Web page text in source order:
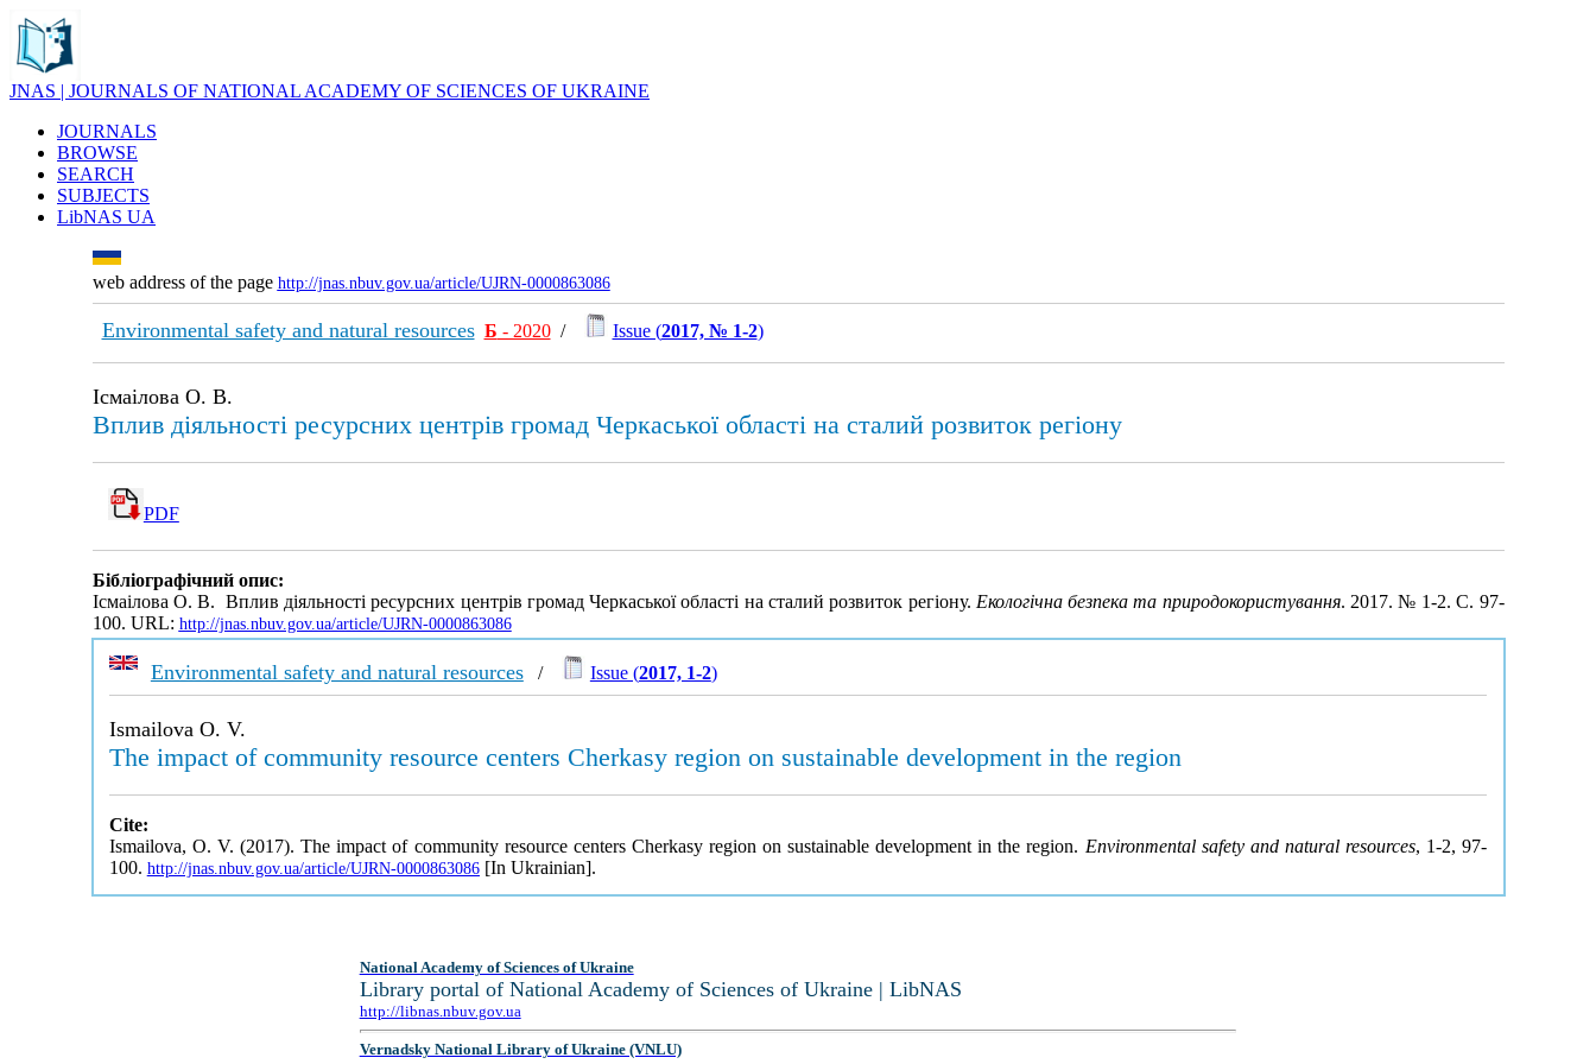
JNAS | JOURNALS OF NATIONAL ACADEMY OF SCIENCES OF UKRAINE
JOURNALS
BROWSE
SEARCH
SUBJECTS
LibNAS UA
web address of the page http://jnas.nbuv.gov.ua/article/UJRN-0000863086
Environmental safety and natural resources Б - 2020/ Issue (2017, № 1-2)
Ісмаілова О. В.
Вплив діяльності ресурсних центрів громад Черкаської області на сталий розвиток регіону
PDF
Бібліографічний опис:
Ісмаілова О. В. Вплив діяльності ресурсних центрів громад Черкаської області на сталий розвиток регіону. Екологічна безпека та природокористування. 2017. № 1-2. С. 97-
100. URL: http://jnas.nbuv.gov.ua/article/UJRN-0000863086
Environmental safety and natural resources/ Issue (2017, 1-2)
Ismailova O. V.
The impact of community resource centers Cherkasy region on sustainable development in the region
Cite:
Ismailova, O. V. (2017). The impact of community resource centers Cherkasy region on sustainable development in the region. Environmental safety and natural resources, 1-2, 97-
100. http://jnas.nbuv.gov.ua/article/UJRN-0000863086[In Ukrainian].
National Academy of Sciences of Ukraine
Library portal of National Academy of Sciences of Ukraine | LibNAS
http://libnas.nbuv.gov.ua
Vernadsky National Library of Ukraine (VNLU)